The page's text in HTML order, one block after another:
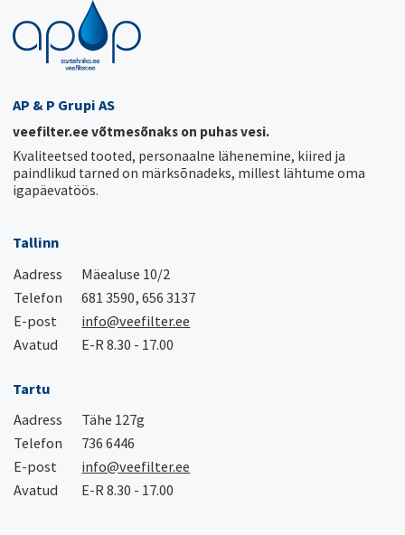
AP & P Grupi AS
veefilter.ee võtmesõnaks on puhas vesi.
Kvaliteetsed tooted, personaalne lähenemine, kiired ja
paindlikud tarned on märksõnadeks, millest lähtume oma
igapäevatöös.
Tallinn
Aadress
Mäealuse 10/2
Telefon
681 3590, 656 3137
E-post
info@veefilter.ee
Avatud
E-R 8.30 - 17.00
Tartu
Aadress
Tähe 127g
Telefon
736 6446
E-post
info@veefilter.ee
Avatud
E-R 8.30 - 17.00